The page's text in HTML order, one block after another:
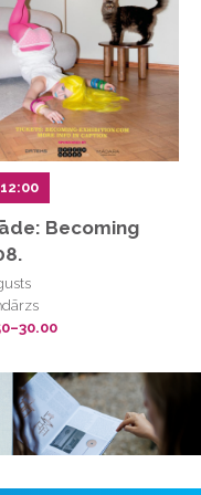
(VIETA galds)
Tours
galds)
galds)
galds)
galds)
galds)
galds)
Becoming